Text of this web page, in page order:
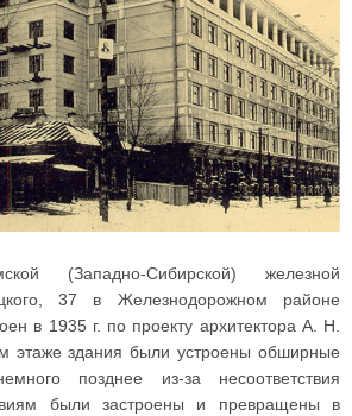
(Западно-Сибирской) железной
37 в Железнодорожном районе
в 1935 г. по проекту архитектора А. Н.
этаже здания были устроены обширные
позднее из-за несоответствия
были застроены и превращены в